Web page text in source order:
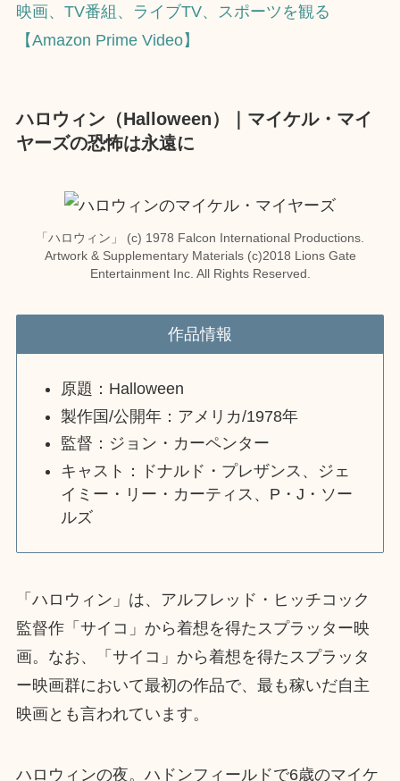
映画、TV番組、ライブTV、スポーツを観る
【Amazon Prime Video】
ハロウィン（Halloween）｜マイケル・マイ
ヤーズの恐怖は永遠に
「ハロウィン」 (c) 1978 Falcon International Productions.
Artwork & Supplementary Materials (c)2018 Lions Gate
Entertainment Inc. All Rights Reserved.
作品情報
原題：Halloween
製作国/公開年：アメリカ/1978年
監督：ジョン・カーペンター
キャスト：ドナルド・プレザンス、ジェ
イミー・リー・カーティス、P・J・ソー
ルズ
「ハロウィン」は、アルフレッド・ヒッチコック
監督作「サイコ」から着想を得たスプラッター映
画。なお、「サイコ」から着想を得たスプラッタ
ー映画群において最初の作品で、最も稼いだ自主
映画とも言われています。
ハロウィンの夜。ハドンフィールドで6歳のマイケ